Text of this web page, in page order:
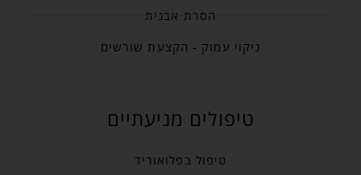
הסרת אבנית
ניקוי עמוק - הקצעת שורשים
טיפולים מניעתיים
טיפול בפלואוריד